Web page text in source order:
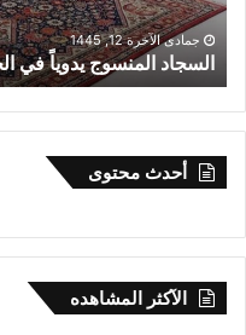
م
ط
”
ز
ه
ر
ة
ا
ف
ن
ج
جمادى الأولى 25, 1445
لقاء مع نمط ” زهرة
أحدث محتوى
الآکثر المشاهده